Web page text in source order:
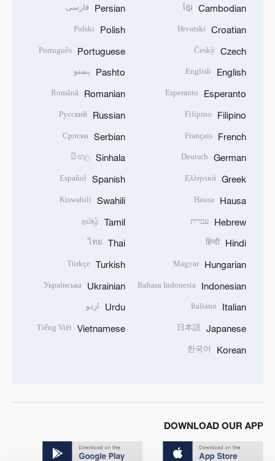
Cambodian
ខ្មែរ
Croatian
Hrvatski
Czech
Český
English
English
Esperanto
Esperanto
Filipino
Filipino
French
Français
German
Deutsch
Greek
Ελληνικά
Hausa
Hausa
Hebrew עברית
Hindi
हिन्दी
Hungarian
Magyar
Indonesian
Bahasa Indonesia
Italian
Italiano
Japanese
日本語
Korean
한국어
Persian فارسی
Polish
Polski
Portuguese
Português
Pashto پښتو
Romanian
Română
Russian
Русский
Serbian
Српски
Sinhala
සිංහල
Spanish
Español
Swahili
Kiswahili
Tamil
தமிழ்
Thai
ไทย
Turkish
Türkçe
Ukrainian
Українська
Urdu اردو
Vietnamese
Tiếng Việt
DOWNLOAD OUR APP